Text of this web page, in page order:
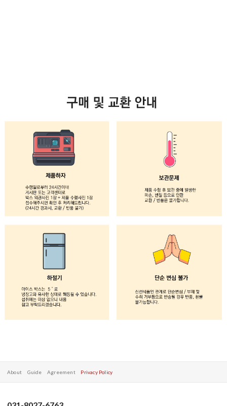
About Guide Agreement Privacy Policy